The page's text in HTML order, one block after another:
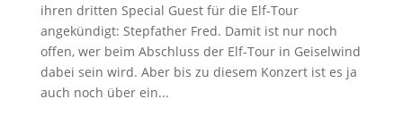
ihren dritten Special Guest für die Elf-Tour
angekündigt: Stepfather Fred. Damit ist nur noch
offen, wer beim Abschluss der Elf-Tour in Geiselwind
dabei sein wird. Aber bis zu diesem Konzert ist es ja
auch noch über ein...